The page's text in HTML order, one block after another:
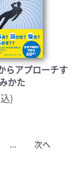
らアプローチす
かた
)
...
次へ